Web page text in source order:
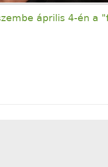
április 4-én a